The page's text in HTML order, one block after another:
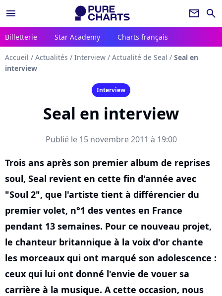
menu newsletter search
Billetterie Star Academy Charts français
Accueil / Actualités / Interview / Actualité de Seal / Seal en
interview
Interview
Seal en interview
Publié le 15 novembre 2011 à 19:00
Trois ans après son premier album de reprises
soul, Seal revient en cette fin d'année avec
"Soul 2", que l'artiste tient à différencier du
premier volet, n°1 des ventes en France
pendant 13 semaines. Pour ce nouveau projet,
le chanteur britannique à la voix d'or chante
les morceaux qui ont marqué son adolescence :
ceux qui lui ont donné l'envie de vouer sa
carrière à la musique. A cette occasion, nous